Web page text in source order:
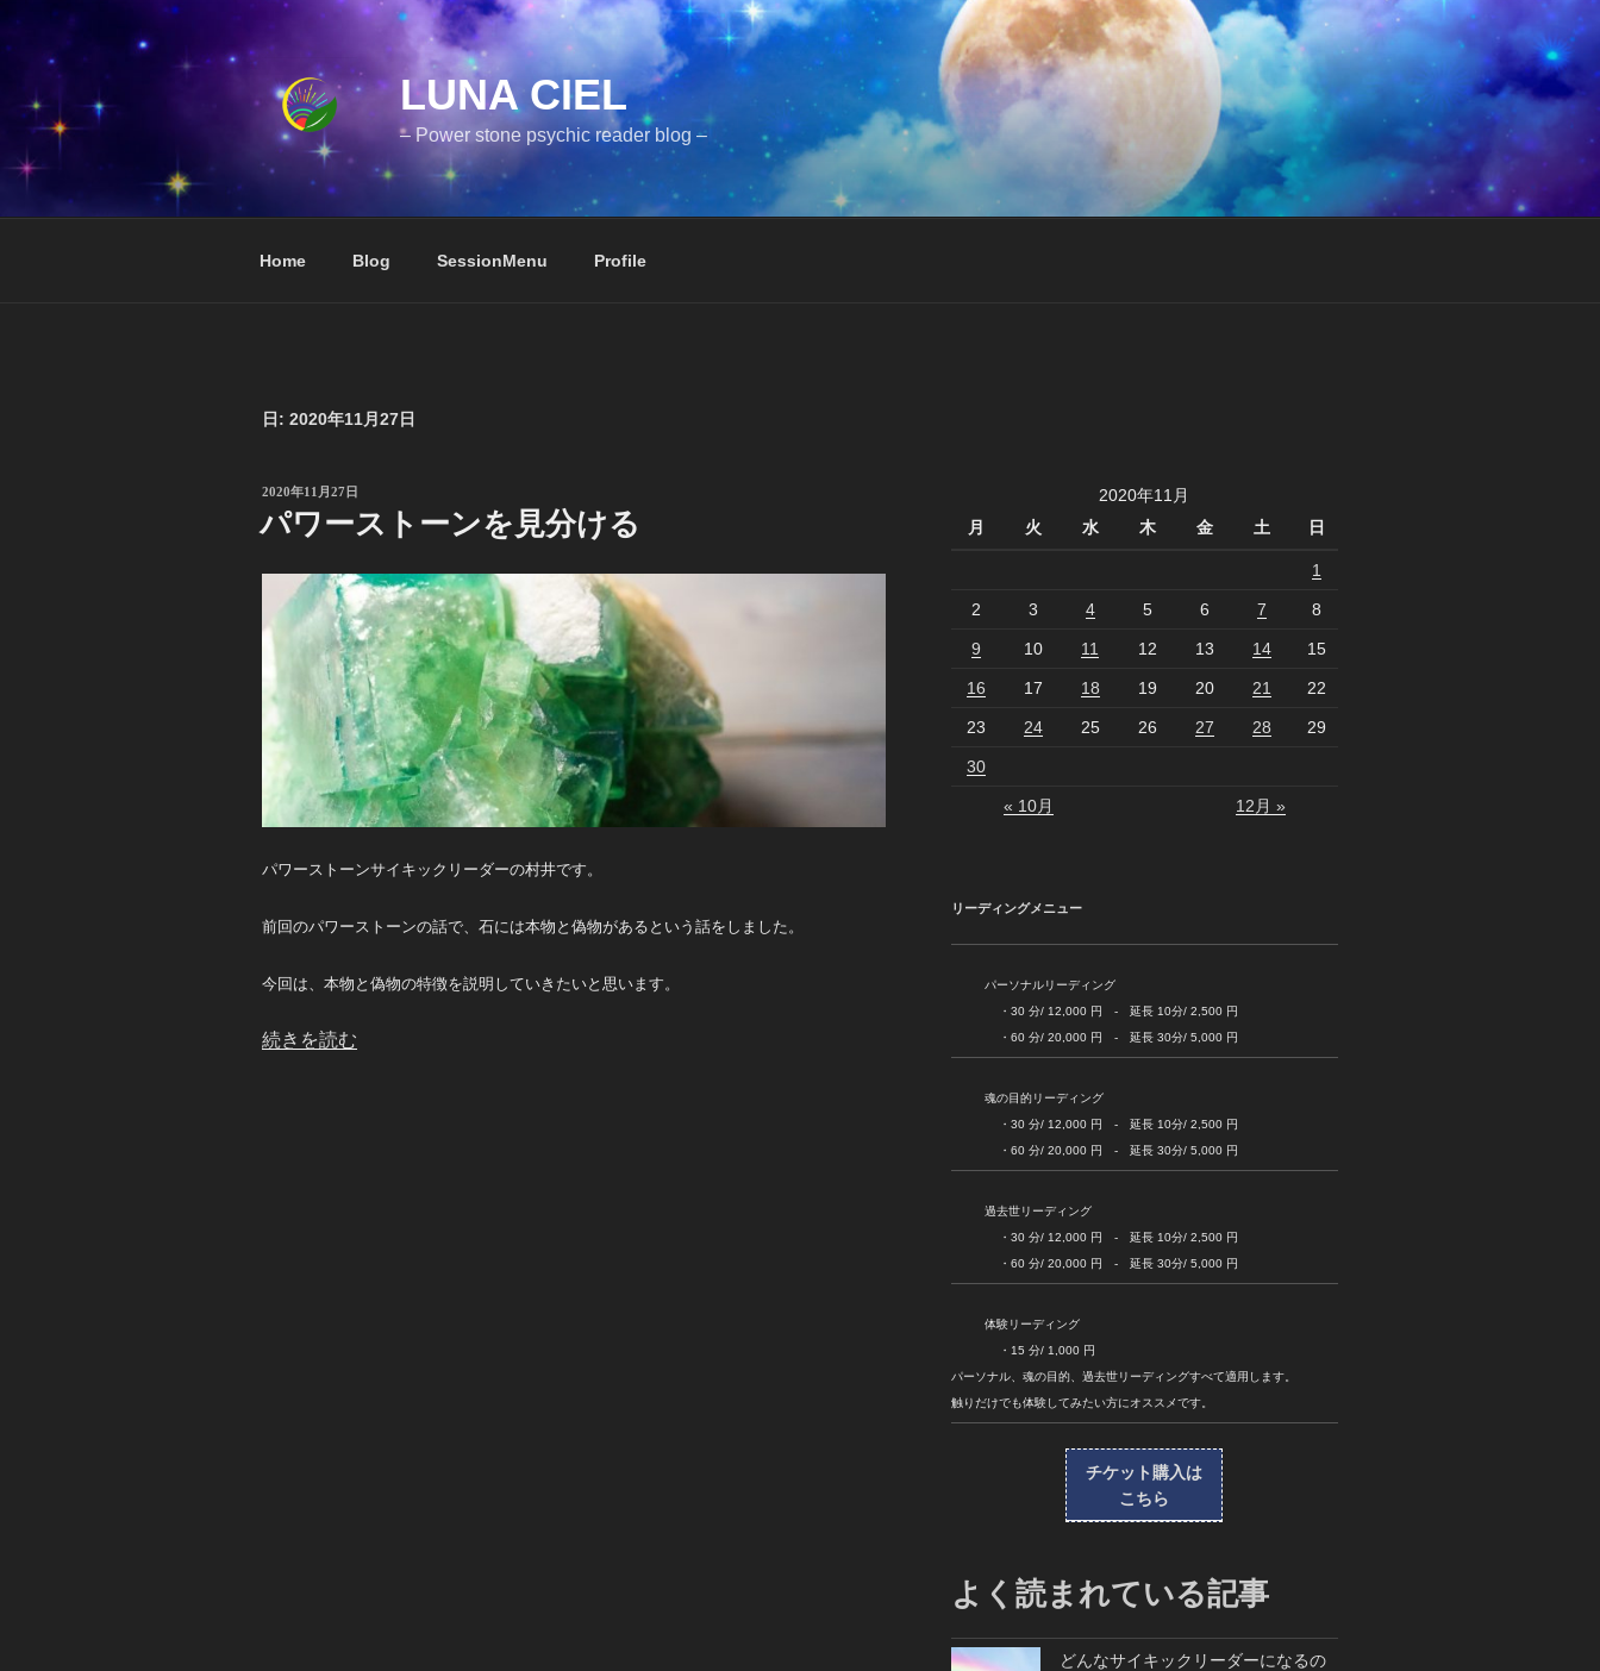
ン
キ
LUNA CIEL
– Power stone psychic reader blog –
Home Blog SessionMenu Profile
日: 2020年11月27日
投
日:
2020年11月27日
パワーストーンを見分ける
パワーストーンサイキックリーダーの村井です。
前回のパワーストーンの話で、石には本物と偽物があるという話をしました。
今回は、本物と偽物の特徴を説明していきたいと思います。
“パ
続きを読む
2020年11月
月
火 水 木 金 土 日
1
2 3 4 5 6 7 8
9 10 11 12 13 14 15
16 17 18 19 20 21 22
23 24 25 26 27 28 29
30
« 10月 12月 »
リーディングメニュー
パーソナルリーディング
・30 分/ 12,000 円 - 延長 10分/ 2,500 円
・60 分/ 20,000 円 - 延長 30分/ 5,000 円
魂の目的リーディング
・30 分/ 12,000 円 - 延長 10分/ 2,500 円
・60 分/ 20,000 円 - 延長 30分/ 5,000 円
過去世リーディング
・30 分/ 12,000 円 - 延長 10分/ 2,500 円
・60 分/ 20,000 円 - 延長 30分/ 5,000 円
体験リーディング
・15 分/ 1,000 円
パーソナル、魂の目的、過去世リーディングすべて適用します。
触りだけでも体験してみたい方にオススメです。
チケット購入は
こちら
よく読まれている記事
どんなサイキックリーダーになるの